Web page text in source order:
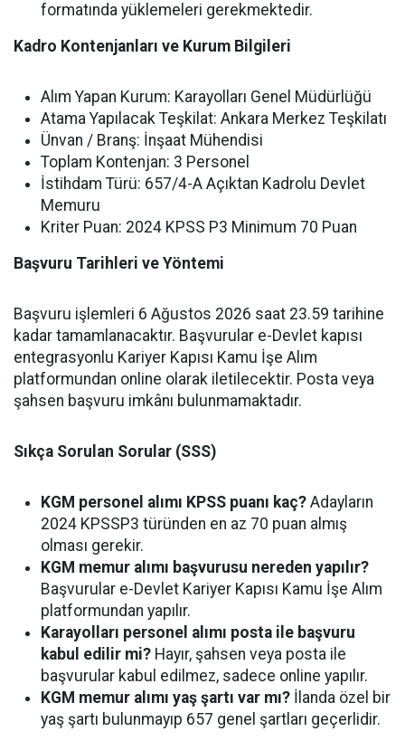
formatında yüklemeleri gerekmektedir.
Kadro Kontenjanları ve Kurum Bilgileri
Alım Yapan Kurum: Karayolları Genel Müdürlüğü
Atama Yapılacak Teşkilat: Ankara Merkez Teşkilatı
Ünvan / Branş: İnşaat Mühendisi
Toplam Kontenjan: 3 Personel
İstihdam Türü: 657/4-A Açıktan Kadrolu Devlet
Memuru
Kriter Puan: 2024 KPSS P3 Minimum 70 Puan
Başvuru Tarihleri ve Yöntemi
Başvuru işlemleri 6 Ağustos 2026 saat 23.59 tarihine
kadar tamamlanacaktır. Başvurular e-Devlet kapısı
entegrasyonlu Kariyer Kapısı Kamu İşe Alım
platformundan online olarak iletilecektir. Posta veya
şahsen başvuru imkânı bulunmamaktadır.
Sıkça Sorulan Sorular (SSS)
KGM personel alımı KPSS puanı kaç? Adayların
2024 KPSSP3 türünden en az 70 puan almış
olması gerekir.
KGM memur alımı başvurusu nereden yapılır?
Başvurular e-Devlet Kariyer Kapısı Kamu İşe Alım
platformundan yapılır.
Karayolları personel alımı posta ile başvuru
kabul edilir mi? Hayır, şahsen veya posta ile
başvurular kabul edilmez, sadece online yapılır.
KGM memur alımı yaş şartı var mı? İlanda özel bir
yaş şartı bulunmayıp 657 genel şartları geçerlidir.